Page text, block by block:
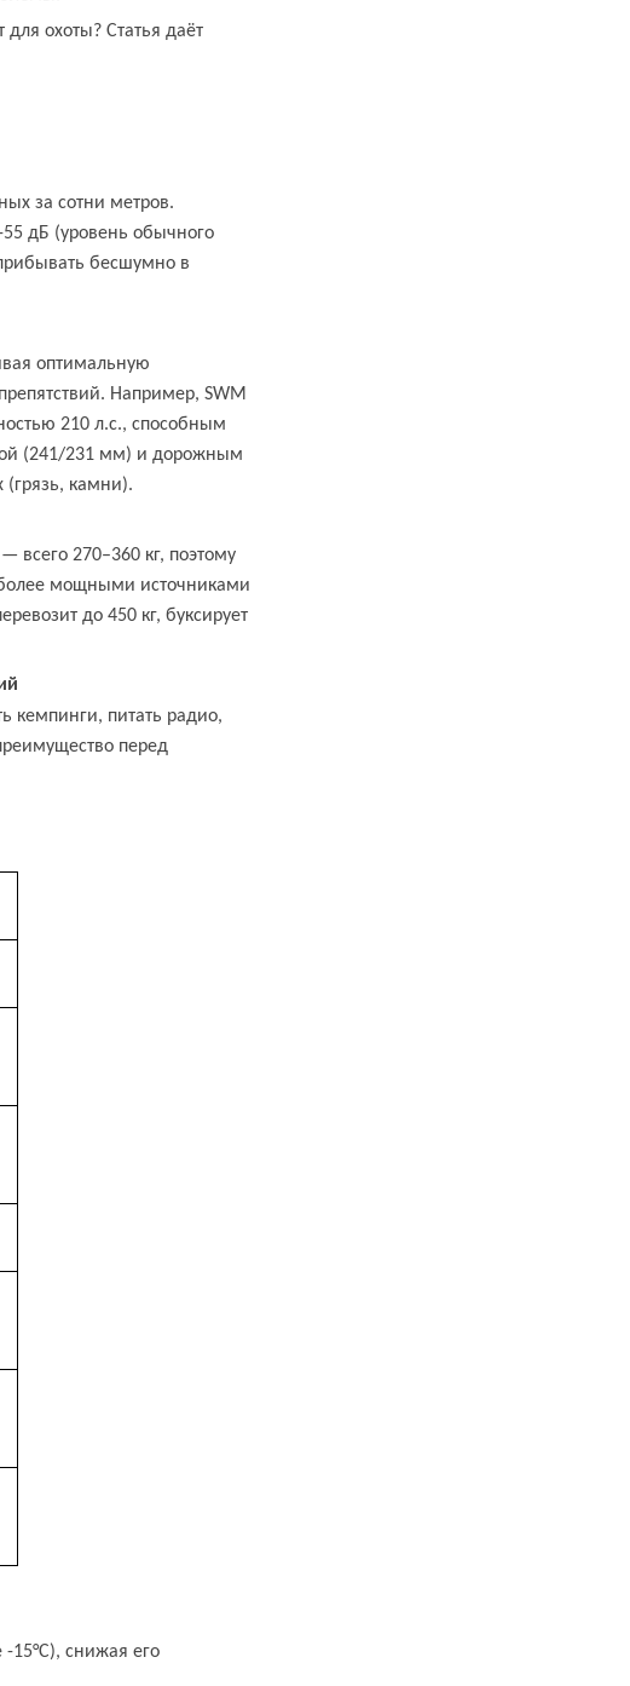
для охоты? Статья даёт
за сотни метров.
дБ (уровень обычного
бесшумно в
оптимальную
Например, SWM
210 л.с., способным
(241/231 мм) и дорожным
(грязь, камни).
всего 270–360 кг, поэтому
более мощными источниками
до 450 кг, буксирует
кемпинги, питать радио,
перед
-15°C), снижая его